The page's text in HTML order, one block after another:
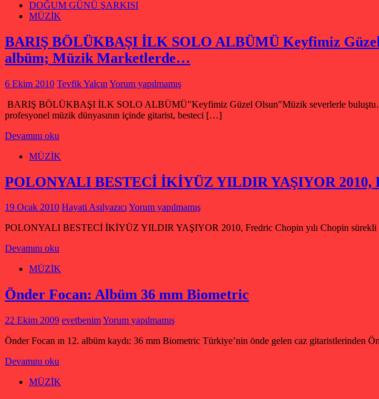
DOĞUM GÜNÜ ŞARKISI
MÜZİK
BARIŞ BÖLÜKBAŞI İLK SOLO ALBÜMÜ Keyfimiz
albüm; Müzik Marketlerde…
6 Ekim 2010 Tevfik Yalçın Yorum yapılmamış
BARIŞ BÖLÜKBAŞI İLK SOLO ALBÜMÜ"Keyfimiz Güzel Olsun"Müzik severlerle
profesyonel müzik dünyasının içinde gitarist, besteci […]
Devamını oku
MÜZİK
POLONYALI BESTECİ İKİYÜZ YILDIR YAŞIYOR 2010,
19 Ocak 2010 Hayati AsılyazıcıYorum yapılmamış
POLONYALI BESTECİ İKİYÜZ YILDIR YAŞIYOR 2010, Fredric Chopin yılı Chopin sürekli
Devamını oku
MÜZİK
Önder Focan: Albüm 36 mm Biometric
22 Ekim 2009 evetbenimYorum yapılmamış
Önder Focan ın 12. albüm kaydı: 36 mm Biometric Türkiye’nin önde gelen caz
Devamını oku
MÜZİK